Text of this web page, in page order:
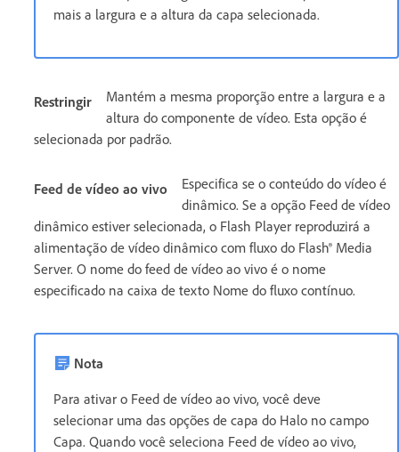
mais a largura e a altura da capa selecionada.
Restringir
Mantém a mesma proporção entre a largura e a
altura do componente de vídeo. Esta opção é
selecionada por padrão.
Feed de vídeo ao vivo
Especifica se o conteúdo do vídeo é
dinâmico. Se a opção Feed de vídeo
dinâmico estiver selecionada, o Flash Player reproduzirá a
alimentação de vídeo dinâmico com fluxo do Flash® Media
Server. O nome do feed de vídeo ao vivo é o nome
especificado na caixa de texto Nome do fluxo contínuo.
Nota
Para ativar o Feed de vídeo ao vivo, você deve
selecionar uma das opções de capa do Halo no campo
Capa. Quando você seleciona Feed de vídeo ao vivo,